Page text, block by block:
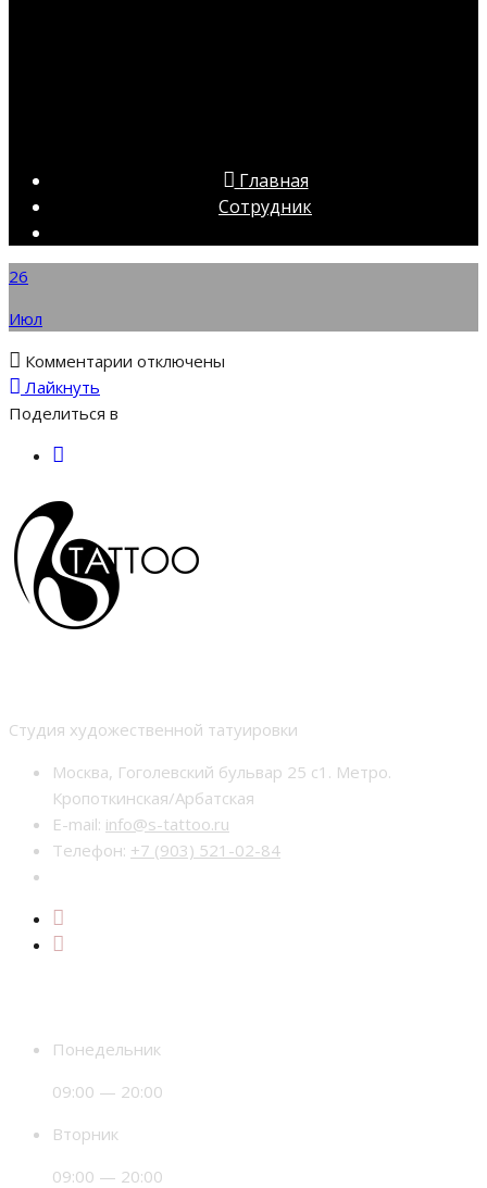
Главная
Сотрудник
26
Июл
Комментарии котключены
Лайкнуть
Поделиться в
Студия художественной татуировки
Москва, Гоголевский бульвар 25 с1. Метро.
Кропоткинская/Арбатская
E-mail: info@s-tattoo.ru
Телефон: +7 (903) 521-02-84
Понедельник
09:00 — 20:00
Вторник
09:00 — 20:00